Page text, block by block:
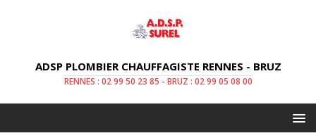
ADSP PLOMBIER CHAUFFAGISTE RENNES - BRUZ
RENNES : 02 99 50 23 85 - BRUZ : 02 99 05 08 00